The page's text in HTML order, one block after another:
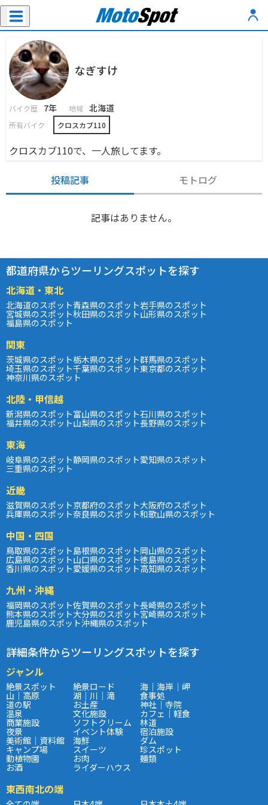
なぎすけ
バイク歴 7年 地域 北海道
所有バイク クロスカブ110
クロスカブ110で、一人旅してます。
投稿記事 モトログ
記事はありません。
都道府県からツーリングスポットを探す
北海道・東北
北海道のスポット青森県のスポット岩手県のスポット
宮城県のスポット秋田県のスポット山形県のスポット
福島県のスポット
関東
茨城県のスポット栃木県のスポット群馬県のスポット
埼玉県のスポット千葉県のスポット東京都のスポット
神奈川県のスポット
北陸・甲信越
新潟県のスポット富山県のスポット石川県のスポット
福井県のスポット山梨県のスポット長野県のスポット
東海
岐阜県のスポット静岡県のスポット愛知県のスポット
三重県のスポット
近畿
滋賀県のスポット京都府のスポット大阪府のスポット
兵庫県のスポット奈良県のスポット和歌山県のスポット
中国・四国
鳥取県のスポット島根県のスポット岡山県のスポット
広島県のスポット山口県のスポット徳島県のスポット
香川県のスポット愛媛県のスポット高知県のスポット
九州・沖縄
福岡県のスポット佐賀県のスポット長崎県のスポット
熊本県のスポット大分県のスポット宮崎県のスポット
鹿児島県のスポット沖縄県のスポット
詳細条件からツーリングスポットを探す
ジャンル
絶景スポット 絶景ロード 海｜海岸｜岬
山｜高原 湖｜川｜滝 食事処
道の駅 お土産 神社｜寺院
温泉 文化施設 カフェ｜軽食
商業施設 ソフトクリーム 林道
夜景 イベント体験 宿泊施設
美術館｜資料館 海鮮 ダム
キャンプ場 スイーツ 珍スポット
動植物園 お肉 麺類
お酒 ライダーハウス
東西南北の端